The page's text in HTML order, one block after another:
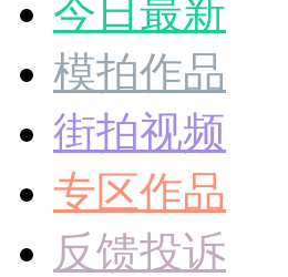
今日最新
模拍作品
街拍视频
专区作品
反馈投诉